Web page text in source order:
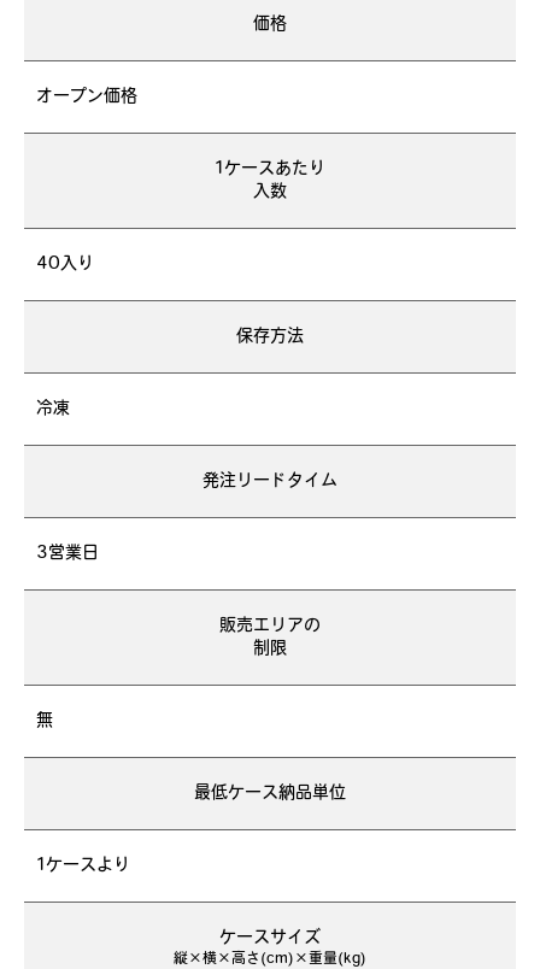
価格
オープン価格
1ケースあたり
入数
40入り
保存方法
冷凍
発注リードタイム
3営業日
販売エリアの
制限
無
最低ケース納品単位
1ケースより
ケースサイズ
縦×横×高さ(cm)×重量(kg)